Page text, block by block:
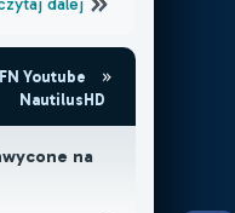
FN Youtube
NautilusHD
na